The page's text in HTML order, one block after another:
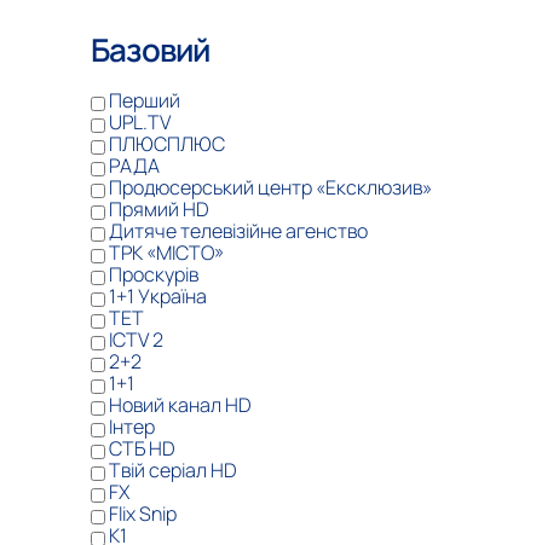
Базовий
Перший
UPL.TV
ПЛЮСПЛЮС
РАДА
Продюсерський центр «Ексклюзив»
Прямий HD
Дитяче телевізійне агенство
ТРК «МІСТО»
Проскурів
1+1 Україна
TET
ICTV 2
2+2
1+1
Новий канал HD
Інтер
СТБ HD
Твій серіал HD
FX
Flix Snip
K1